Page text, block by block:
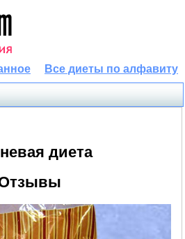
Все диеты по алфавиту
диета